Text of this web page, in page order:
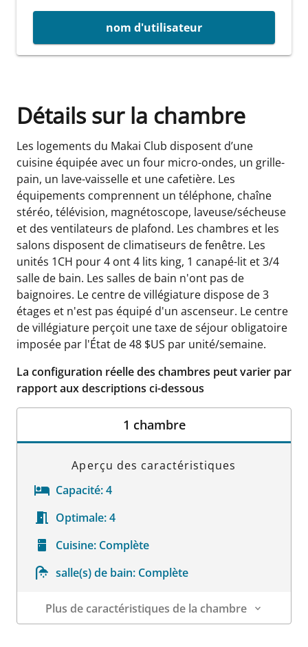
nom d'utilisateur
Détails sur la chambre
Les logements du Makai Club disposent d’une
cuisine équipée avec un four micro-ondes, un grille-
pain, un lave-vaisselle et une cafetière. Les
équipements comprennent un téléphone, chaîne
stéréo, télévision, magnétoscope, laveuse/sécheuse
et des ventilateurs de plafond. Les chambres et les
salons disposent de climatiseurs de fenêtre. Les
unités 1CH pour 4 ont 4 lits king, 1 canapé-lit et 3/4
salle de bain. Les salles de bain n'ont pas de
baignoires. Le centre de villégiature dispose de 3
étages et n'est pas équipé d'un ascenseur. Le centre
de villégiature perçoit une taxe de séjour obligatoire
imposée par l'État de 48 $US par unité/semaine.
La configuration réelle des chambres peut varier par
rapport aux descriptions ci-dessous
1 chambre
Aperçu des caractéristiques
Capacité:4
Optimale:4
Cuisine: Complète
salle(s) de bain: Complète
Plus de caractéristiques de la chambre